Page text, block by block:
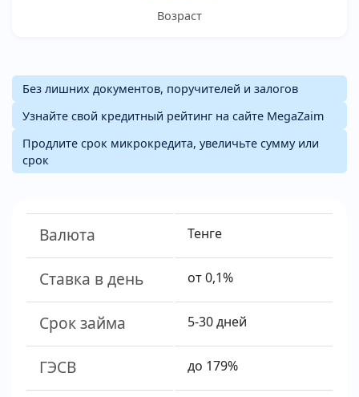
Возраст
Без лишних документов, поручителей и залогов
Узнайте свой кредитный рейтинг на сайте MegaZaim
Продлите срок микрокредита, увеличьте сумму или
срок
Валюта Тенге
Ставка в день от 0,1%
Срок займа 5-30 дней
ГЭСВ до 179%